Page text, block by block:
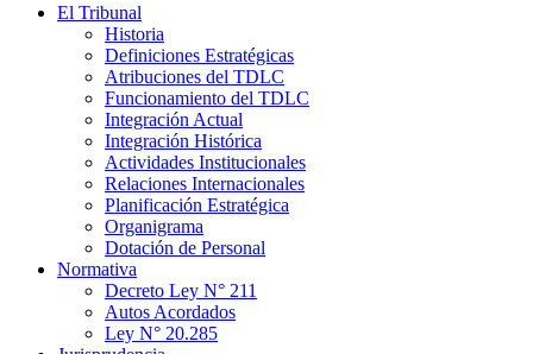
El Tribunal
Historia
Definiciones Estratégicas
Atribuciones del TDLC
Funcionamiento del TDLC
Integración Actual
Integración Histórica
Actividades Institucionales
Relaciones Internacionales
Planificación Estratégica
Organigrama
Dotación de Personal
Normativa
Decreto Ley N° 211
Autos Acordados
Ley N° 20.285